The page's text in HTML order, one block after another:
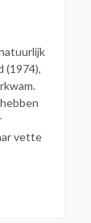
(1974),
vette